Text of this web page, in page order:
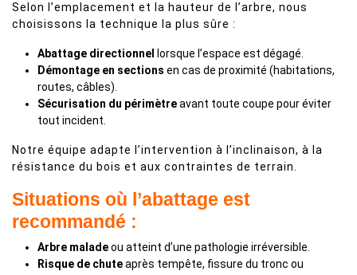
Selon l’emplacement et la hauteur de l’arbre, nous
choisissons la technique la plus sûre :
Abattage directionnel
lorsque l’espace est dégagé.
Démontage en sections en cas de proximité (habitations,
routes, câbles).
Sécurisation du périmètreavant toute coupe pour éviter
tout incident.
Notre équipe adapte l’intervention à l’inclinaison, à la
résistance du bois et aux contraintes de terrain.
Situations où l’abattage est
recommandé :
Arbre maladeou atteint d’une pathologie irréversible.
Risque de chuteaprès tempête, fissure du tronc ou